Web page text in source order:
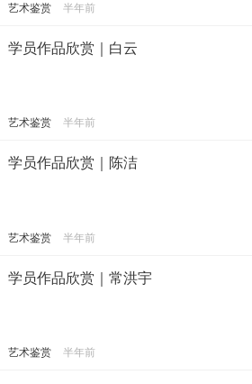
艺术鉴赏 半年前
学员作品欣赏｜白云
艺术鉴赏 半年前
学员作品欣赏｜陈洁
艺术鉴赏 半年前
学员作品欣赏｜常洪宇
艺术鉴赏 半年前